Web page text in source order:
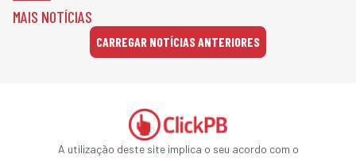
MAIS NOTÍCIAS
CARREGAR NOTÍCIAS ANTERIORES
A utilização deste site implica o seu acordo com o